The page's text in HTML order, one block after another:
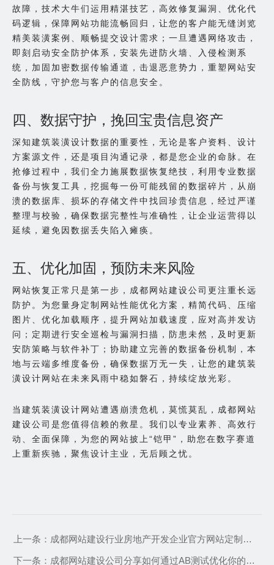
故障，技术大牛们运用精湛技艺，高效修复漏洞、优化代
码逻辑，保障网站功能流畅回归，让您的客户能无缝浏览
精美装潢案例、顺畅提交设计需求；一旦遭遇网络攻击，
即刻启动安全防护体系，安装先进防火墙、入侵检测系
统，加固加密数据传输通道，击退恶意势力，重塑网站安
全防线，守护您与客户的信息安全。
四、数据守护，挽回宝贵信息资产
深知建筑装潢设计数据的重要性，无论是客户资料、设计
方案源文件，还是项目沟通记录，都是您企业的命脉。在
抢修过程中，我们全力施展数据恢复绝技，利用专业数据
备份与恢复工具，挖掘每一份可能残留的数据碎片，从崩
溃的数据库、损坏的存储文件中找回珍贵信息，经过严谨
整理与校验，确保数据完整性与准确性，让企业运营得以
延续，避免因数据丢失陷入瘫痪。
五、优化加固，预防未来风险
网站恢复正常只是第一步，成都网站建设公司更注重长远
防护。为您量身定制网站性能优化方案，精简代码、压缩
图片、优化加载顺序，提升网站加载速度，应对高并发访
问；定期进行安全巡检与漏洞扫描，防患未然，及时更新
安防策略与软件补丁；协助建立完善的数据备份机制，本
地与云端多维度备份，确保数据万无一失，让您的建筑装
潢设计网站在未来风雨中稳如磐石，持续绽放光彩。
当建筑装潢设计网站遭遇崩溃危机，莫慌莫乱，成都网站
建设公司是您值得信赖的救星。我们以专业素养、高效行
动、全面保障，为您的网站披上“铠甲”，助您在数字赛道
上重新疾驰，聚焦设计主业，无后顾之忧。
上一条： 成都网站建设行业房地产开发企业官方网站定制化开发与营销策略研究
下一条： 成都网站建设公司分享如何通过AB测试优化你的营销页面